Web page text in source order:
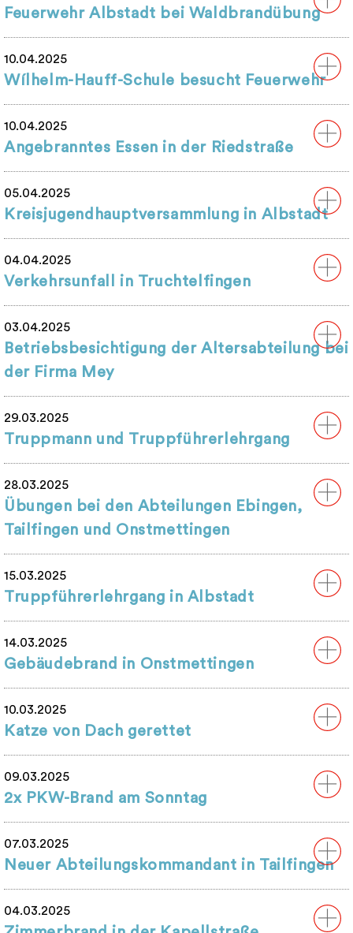
Feuerwehr Albstadt bei Waldbrandübung
10.04.2025
Wílhelm-Hauff-Schule besucht Feuerwehr
10.04.2025
Angebranntes Essen in der Riedstraße
05.04.2025
Kreisjugendhauptversammlung in Albstadt
04.04.2025
Verkehrsunfall in Truchtelfingen
03.04.2025
Betriebsbesichtigung der Altersabteilung bei
der Firma Mey
29.03.2025
Truppmann und Truppführerlehrgang
28.03.2025
Übungen bei den Abteilungen Ebingen,
Tailfingen und Onstmettingen
15.03.2025
Truppführerlehrgang in Albstadt
14.03.2025
Gebäudebrand in Onstmettingen
10.03.2025
Katze von Dach gerettet
09.03.2025
2x PKW-Brand am Sonntag
07.03.2025
Neuer Abteilungskommandant in Tailfingen
04.03.2025